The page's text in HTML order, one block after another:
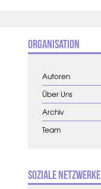
Organisation
Autoren
Über Uns
Archiv
Team
Soziale Netzwerke